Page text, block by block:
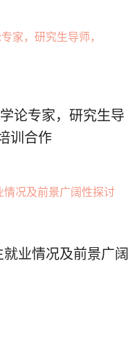
论专家，研究生导
训合作
业情况及前景广阔